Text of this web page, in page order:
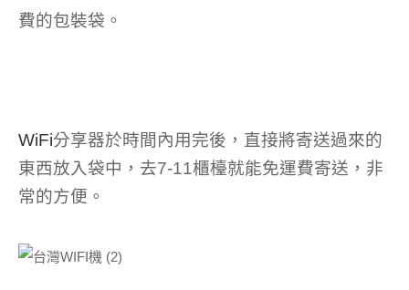
費的包裝袋。
WiFi分享器於時間內用完後，直接將寄送過來的
東西放入袋中，去7-11櫃檯就能免運費寄送，非
常的方便。